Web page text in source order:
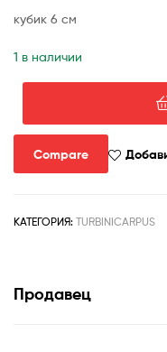
кубик 6 см
1 в наличии
товара
turbinicarpus
lophophoroides
Compare
КАТЕГОРИЯ: TURBINICARPUS
Продавец